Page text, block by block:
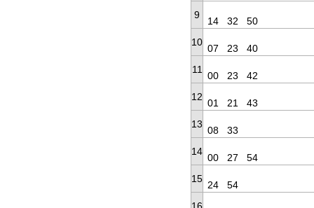
9
14 32
50
10
07 23
40
11
00 23
42
12
01 21
43
13
08
33
14
00 27
54
15
24
54